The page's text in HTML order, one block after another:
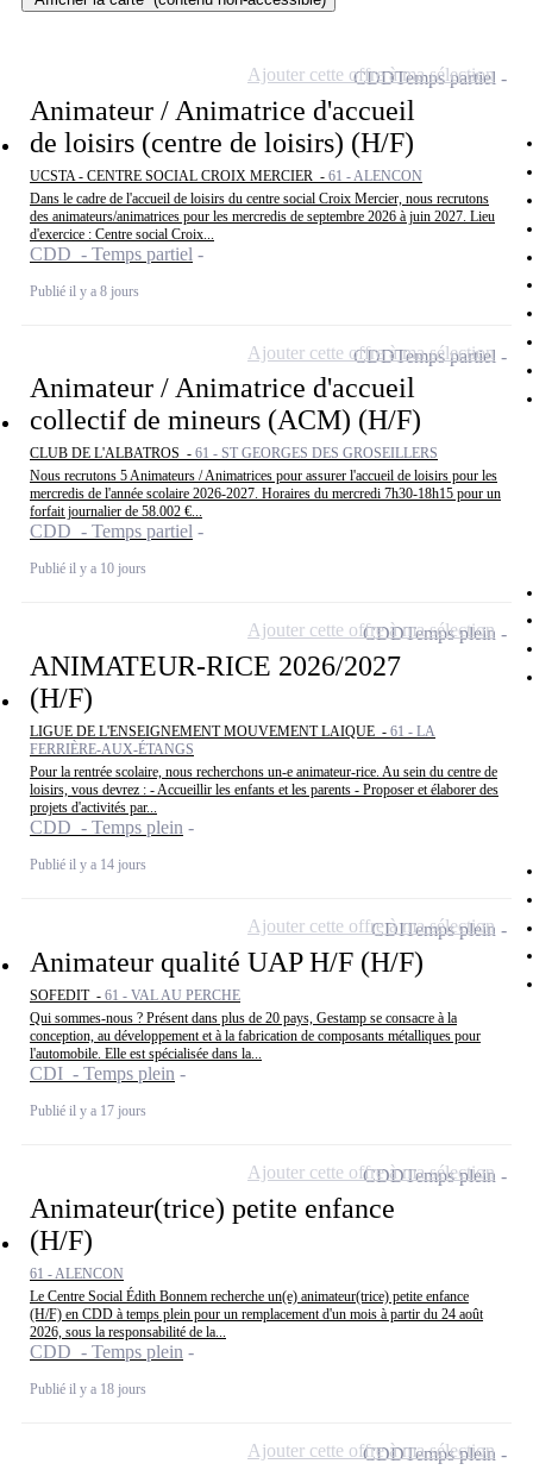
Animateur / Animatrice d'accueil
de loisirs (centre de loisirs) (H/F)
UCSTA - CENTRE SOCIAL CROIX MERCIER - 61 - ALENCON
Dans le cadre de l'accueil de loisirs du centre social Croix Mercier, nous recrutons
des animateurs/animatrices pour les mercredis de septembre 2026 à juin 2027. Lieu
d'exercice : Centre social Croix...
CDD - Temps partiel
Publié il y a 8 jours
CDDTemps partiel
Ajouter cette offre à ma sélection
Animateur / Animatrice d'accueil
collectif de mineurs (ACM) (H/F)
CLUB DE L'ALBATROS - 61 - ST GEORGES DES GROSEILLERS
Nous recrutons 5 Animateurs / Animatrices pour assurer l'accueil de loisirs pour les
mercredis de l'année scolaire 2026-2027. Horaires du mercredi 7h30-18h15 pour un
forfait journalier de 58.002 €...
CDD - Temps partiel
Publié il y a 10 jours
CDDTemps partiel
Ajouter cette offre à ma sélection
ANIMATEUR-RICE 2026/2027
(H/F)
LIGUE DE L'ENSEIGNEMENT MOUVEMENT LAIQUE - 61 - LA
FERRIÈRE-AUX-ÉTANGS
Pour la rentrée scolaire, nous recherchons un-e animateur-rice. Au sein du centre de
loisirs, vous devrez : - Accueillir les enfants et les parents - Proposer et élaborer des
projets d'activités par...
CDD - Temps plein
Publié il y a 14 jours
CDDTemps plein
Ajouter cette offre à ma sélection
Animateur qualité UAP H/F (H/F)
SOFEDIT - 61 - VAL AU PERCHE
Qui sommes-nous ? Présent dans plus de 20 pays, Gestamp se consacre à la
conception, au développement et à la fabrication de composants métalliques pour
l'automobile. Elle est spécialisée dans la...
CDI - Temps plein
Publié il y a 17 jours
CDITemps plein
Ajouter cette offre à ma sélection
Animateur(trice) petite enfance
(H/F)
61 - ALENCON
Le Centre Social Édith Bonnem recherche un(e) animateur(trice) petite enfance
(H/F) en CDD à temps plein pour un remplacement d'un mois à partir du 24 août
2026, sous la responsabilité de la...
CDD - Temps plein
Publié il y a 18 jours
CDDTemps plein
Ajouter cette offre à ma sélection
CDDTemps plein
Ajouter cette offre à ma sélection